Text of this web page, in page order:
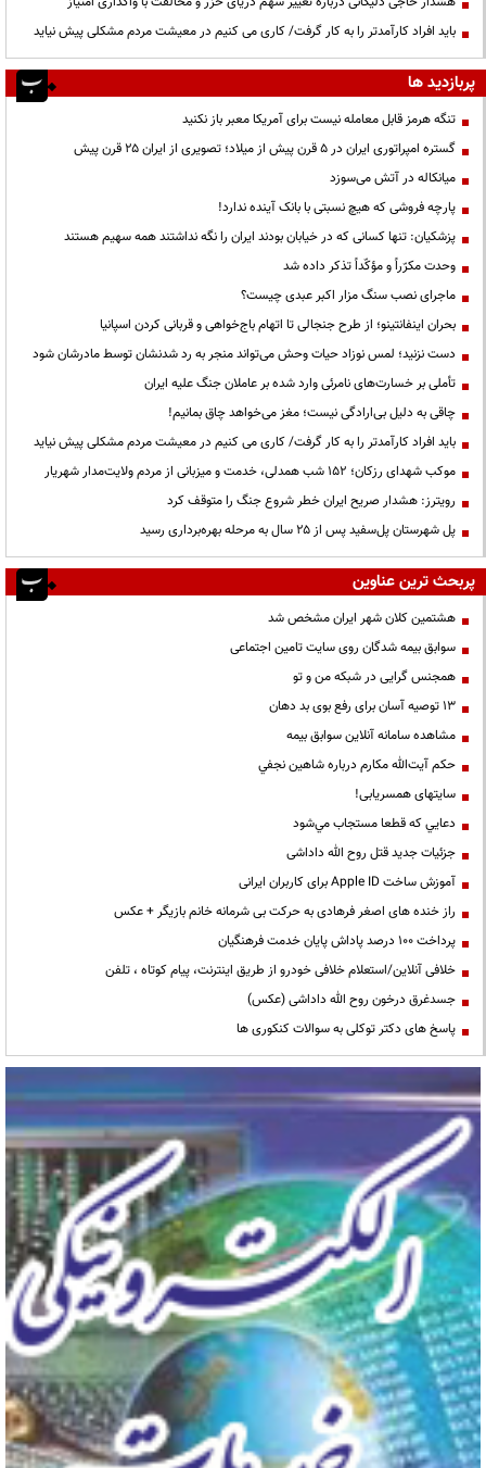
باید افراد کارآمدتر را به کار گرفت/ کاری می کنیم در معیشت مردم مشکلی پیش نیاید
پربازدید ها
تنگه هرمز قابل معامله نیست برای آمریکا معبر باز نکنید
گستره امپراتوری ایران در ۵ قرن پیش از میلاد؛ تصویری از ایران ۲۵ قرن پیش
میانکاله در آتش می‌سوزد
پارچه فروشی که هیچ نسبتی با بانک آینده ندارد!
پزشکیان: تنها کسانی که در خیابان بودند ایران را نگه نداشتند همه سهیم هستند
وحدت مکرّراً و مؤکّداً تذکر داده شد
ماجرای نصب سنگ مزار اکبر عبدی چیست؟
بحران اینفانتینو؛ از طرح جنجالی تا اتهام باج‌خواهی و قربانی کردن اسپانیا
دست نزنید؛ لمس نوزاد حیات وحش می‌تواند منجر به رد شدنشان توسط مادرشان شود
تأملی بر خسارت‌های نامرئی وارد شده بر عاملان جنگ علیه ایران
چاقی به دلیل بی‌ارادگی نیست؛ مغز می‌خواهد چاق بمانیم!
باید افراد کارآمدتر را به کار گرفت/ کاری می کنیم در معیشت مردم مشکلی پیش نیاید
موکب شهدای رزکان؛ ۱۵۲ شب همدلی، خدمت و میزبانی از مردم ولایت‌مدار شهریار
رویترز: هشدار صریح ایران خطر شروع جنگ را متوقف کرد
پل شهرستان پل‌سفید پس از ۲۵ سال به مرحله بهره‌برداری رسید
پربحث ترین عناوین
هشتمین کلان شهر ایران مشخص شد
سوابق بیمه شدگان روی سایت تامین اجتماعی
همجنس گرایی در شبکه من و تو
13 توصیه آسان برای رفع بوی بد دهان
مشاهده سامانه آنلاين سوابق بیمه
حكم آيت‌الله مكارم درباره شاهين نجفي
سایتهای همسریابی!
دعايي كه قطعا مستجاب مي‌شود
جزئیات جدید قتل روح الله داداشی
آموزش ساخت Apple ID برای کاربران ایرانی
راز خنده های اصغر فرهادی به حرکت بی شرمانه خانم بازیگر + عکس
پرداخت ۱۰۰ درصد پاداش پایان خدمت فرهنگیان
خلافی آنلاین/استعلام خلافی خودرو از طریق اینترنت، پیام کوتاه ، تلفن
جسدغرق درخون روح الله داداشی (عکس)
پاسخ های دکتر توکلی به سوالات کنکوری ها